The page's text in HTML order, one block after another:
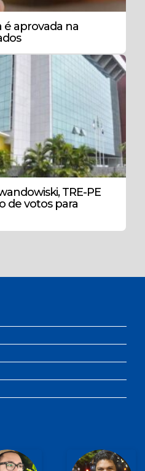
é aprovada na
TRE-PE
de votos para